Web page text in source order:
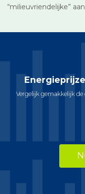
“milieuvriendelijke”
Vergelijk gemakkelijk de